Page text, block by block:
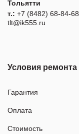
Тольятти
т.: +7 (8482) 68-84-68
tlt@ik555.ru
Условия ремонта
Гарантия
Оплата
Стоимость